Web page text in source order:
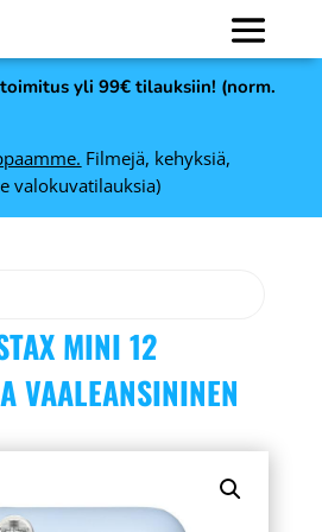
yli 99€ tilauksiin! (norm.
Filmejä, kehyksiä,
valokuvatilauksia)
MINI 12
VAALEANSININEN
Ilford Photo Pop-up